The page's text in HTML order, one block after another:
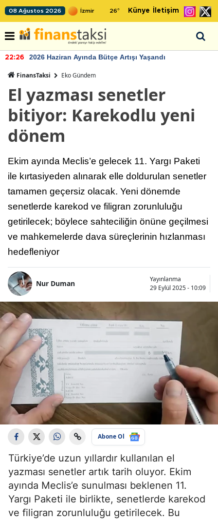
08 Ağustos 2026 26° Künye İletişim
22:26 2026 Haziran Ayında Bütçe Artışı Yaşandı
FinansTaksi Eko Gündem
El yazması senetler
bitiyor: Karekodlu yeni
dönem
Ekim ayında Meclis’e gelecek 11. Yargı Paketi
ile kırtasiyeden alınarak elle doldurulan senetler
tamamen geçersiz olacak. Yeni dönemde
senetlerde karekod ve filigran zorunluluğu
getirilecek; böylece sahteciliğin önüne geçilmesi
ve mahkemelerde dava süreçlerinin hızlanması
hedefleniyor
Nur Duman
Yayınlanma
29 Eylül 2025 - 10:09
Abone Ol
Türkiye’de uzun yıllardır kullanılan el
yazması senetler artık tarih oluyor. Ekim
ayında Meclis’e sunulması beklenen 11.
Yargı Paketi ile birlikte, senetlerde karekod
ve filigran zorunluluğu getirilecek. Bu